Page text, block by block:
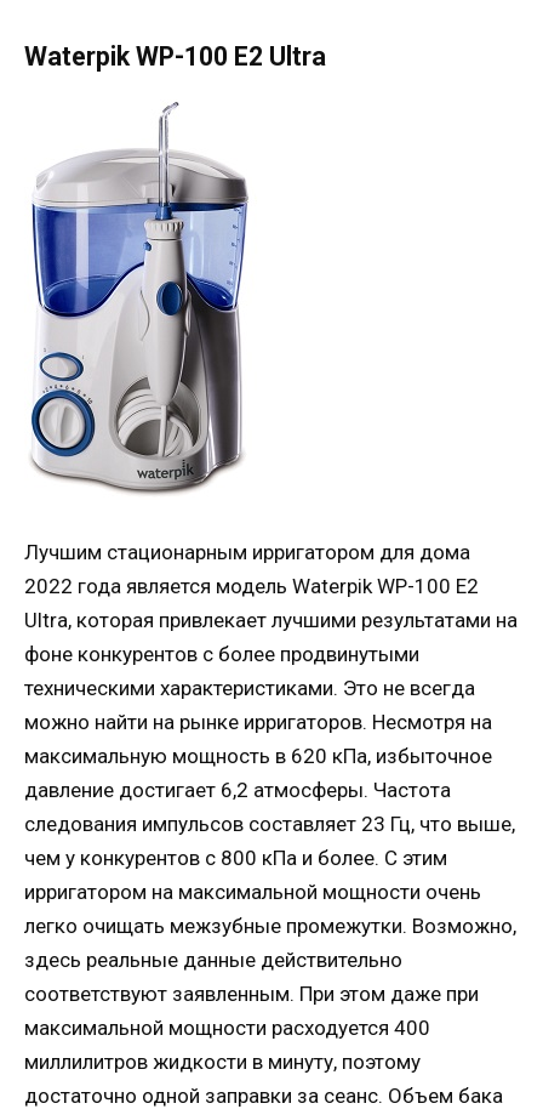
Waterpik WP-100 E2 Ultra
Лучшим стационарным ирригатором для дома
2022 года является модель Waterpik WP-100 E2
Ultra, которая привлекает лучшими результатами на
фоне конкурентов с более продвинутыми
техническими характеристиками. Это не всегда
можно найти на рынке ирригаторов. Несмотря на
максимальную мощность в 620 кПа, избыточное
давление достигает 6,2 атмосферы. Частота
следования импульсов составляет 23 Гц, что выше,
чем у конкурентов с 800 кПа и более. С этим
ирригатором на максимальной мощности очень
легко очищать межзубные промежутки. Возможно,
здесь реальные данные действительно
соответствуют заявленным. При этом даже при
максимальной мощности расходуется 400
миллилитров жидкости в минуту, поэтому
достаточно одной заправки за сеанс. Объем бака